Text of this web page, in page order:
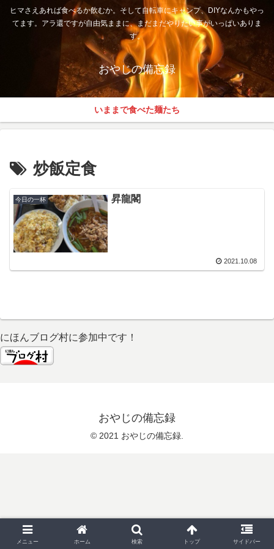
ヒマさえあれば食べるか飲むか。そして自転車にキャンプ、DIYなんかもやっ
てます。アラ還ですが自由気ままに、まだまだやりたい事がいっぱいありま
す。
おやじの備忘録
いままで食べた麺たち
炒飯定食
今日の一杯 昇龍閣
2021.10.08
にほんブログ村に参加中です！
おやじの備忘録
© 2021 おやじの備忘録.
メニュー ホーム 検索 トップ サイドバー